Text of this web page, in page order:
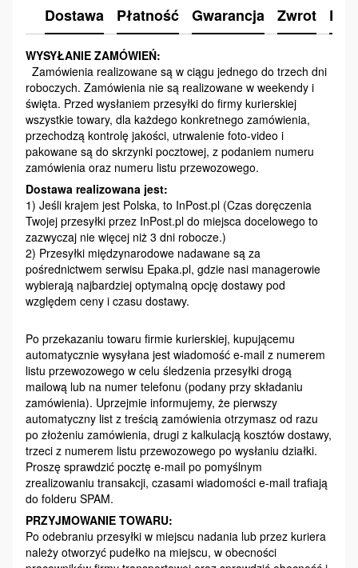
Dostawa Płatność Gwarancja Zwrot
WYSYŁANIE ZAMÓWIEŃ:
Zamówienia realizowane są w ciągu jednego do trzech dni
roboczych. Zamówienia nie są realizowane w weekendy i
święta. Przed wysłaniem przesyłki do firmy kurierskiej
wszystkie towary, dla każdego konkretnego zamówienia,
przechodzą kontrolę jakości, utrwalenie foto-video i
pakowane są do skrzynki pocztowej, z podaniem numeru
zamówienia oraz numeru listu przewozowego.
Dostawa realizowana jest:
1) Jeśli krajem jest Polska, to InPost.pl (Czas doręczenia
Twojej przesyłki przez InPost.pl do miejsca docelowego to
zazwyczaj nie więcej niż 3 dni robocze.)
2) Przesyłki międzynarodowe nadawane są za
pośrednictwem serwisu Epaka.pl, gdzie nasi managerowie
wybierają najbardziej optymalną opcję dostawy pod
względem ceny i czasu dostawy.
Po przekazaniu towaru firmie kurierskiej, kupującemu
automatycznie wysyłana jest wiadomość e-mail z numerem
listu przewozowego w celu śledzenia przesyłki drogą
mailową lub na numer telefonu (podany przy składaniu
zamówienia). Uprzejmie informujemy, że pierwszy
automatyczny list z treścią zamówienia otrzymasz od razu
po złożeniu zamówienia, drugi z kalkulacją kosztów dostawy,
trzeci z numerem listu przewozowego po wysłaniu działki.
Proszę sprawdzić pocztę e-mail po pomyślnym
zrealizowaniu transakcji, czasami wiadomości e-mail trafiają
do folderu SPAM.
PRZYJMOWANIE TOWARU:
Po odebraniu przesyłki w miejscu nadania lub przez kuriera
należy otworzyć pudełko na miejscu, w obecności